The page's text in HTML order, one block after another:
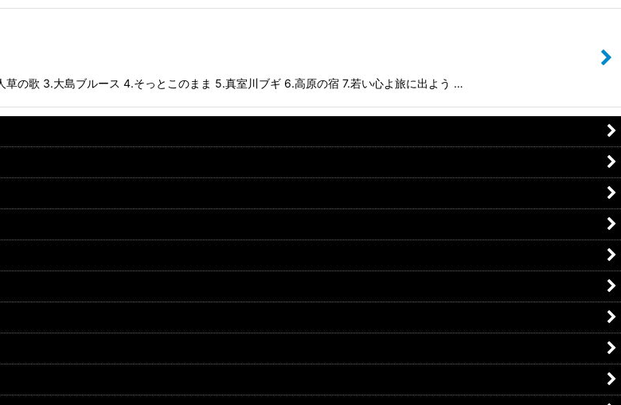
の歌 3.大島ブルース 4.そっとこのまま 5.真室川ブギ 6.高原の宿 7.若い心よ旅に出よう …